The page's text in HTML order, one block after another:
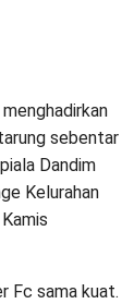
sebentar
Dandim
Kelurahan
Fc sama kuat.